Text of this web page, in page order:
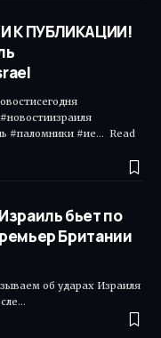
К ПУБЛИКАЦИИ!
#паломники #ие... Read
бьет по
Британии
об ударах Израиля